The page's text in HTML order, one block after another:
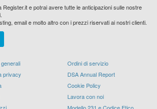
Register.it e potrai avere tutte le anticipazioni sulle nostre
email e molto altro con i prezzi riservati ai nostri clienti.
Ordini di servizio
privacy
DSA Annual Report
Cookie Policy
Lavora con noi